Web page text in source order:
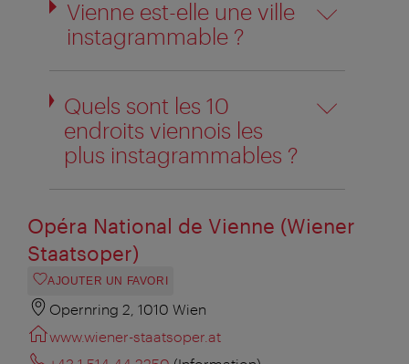
Vienne est-elle une ville
instagrammable ?
Quels sont les 10
endroits viennois les
plus instagrammables ?
Opéra National de Vienne (Wiener
Staatsoper)
AJOUTER UN FAVORI
Opernring 2, 1010 Wien
www.wiener-staatsoper.at